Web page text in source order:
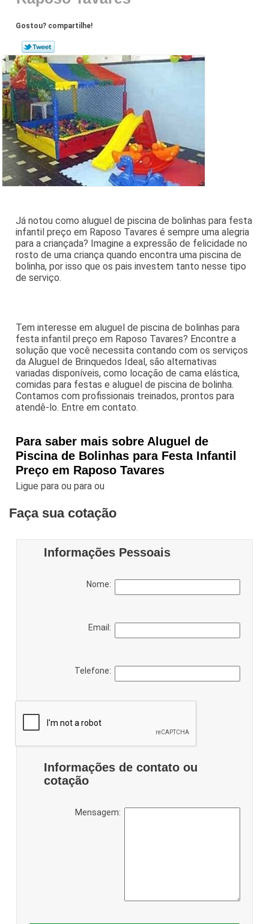
Gostou? compartilhe!
Já notou como aluguel de piscina de bolinhas para festa
infantil preço em Raposo Tavares é sempre uma alegria
para a criançada? Imagine a expressão de felicidade no
rosto de uma criança quando encontra uma piscina de
bolinha, por isso que os pais investem tanto nesse tipo
de serviço.
Tem interesse em aluguel de piscina de bolinhas para
festa infantil preço em Raposo Tavares? Encontre a
solução que você necessita contando com os serviços
da Aluguel de Brinquedos Ideal, são alternativas
variadas disponíveis, como locação de cama elástica,
comidas para festas e aluguel de piscina de bolinha.
Contamos com profissionais treinados, prontos para
atendê-lo. Entre em contato.
Para saber mais sobre Aluguel de
Piscina de Bolinhas para Festa Infantil
Preço em Raposo Tavares
Ligue paraou paraou
Faça sua cotação
Informações Pessoais
Nome:
Email:
Telefone:
Informações de contato ou
cotação
Mensagem: